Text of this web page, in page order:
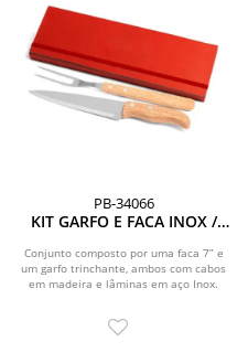
PB-34066
KIT GARFO E FACA INOX /
VERMELHO 3 PÇS
Conjunto composto por uma faca 7” e
um garfo trinchante, ambos com cabos
em madeira e lâminas em aço Inox.